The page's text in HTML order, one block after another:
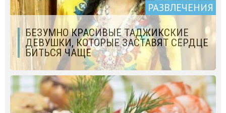
РАЗВЛЕЧЕНИЯ
БЕЗУМНО КРАСИВЫЕ ТАДЖИКСКИЕ
ДЕВУШКИ, КОТОРЫЕ ЗАСТАВЯТ СЕРДЦЕ
БИТЬСЯ ЧАЩЕ